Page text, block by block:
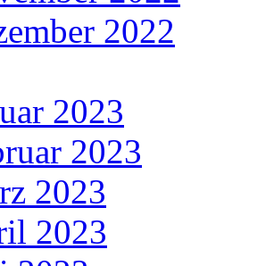
2022
2023
2023
2023
2023